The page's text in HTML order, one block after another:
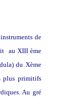
de
au XIII ème
du Xème
plus primitifs
Au gré